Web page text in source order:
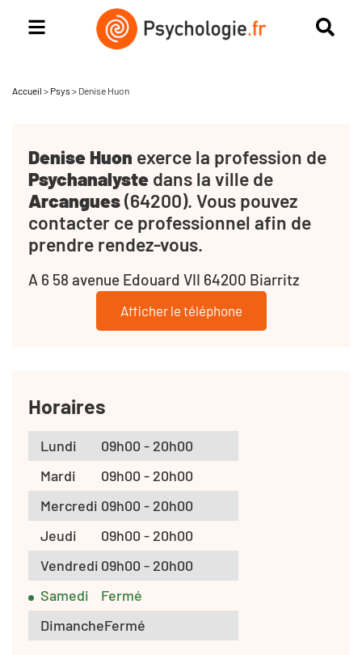
Accueil > Psys > Denise Huon
Denise Huon exerce la profession de
Psychanalyste dans la ville de
Arcangues(64200). Vous pouvez
contacter ce professionnel afin de
prendre rendez-vous.
A 6 58 avenue Edouard VII 64200 Biarritz
Afficher le téléphone
Horaires
Lundi
09h00 - 20h00
Mardi
09h00 - 20h00
Mercredi 09h00 - 20h00
Jeudi
09h00 - 20h00
Vendredi 09h00 - 20h00
Samedi
Fermé
DimancheFermé